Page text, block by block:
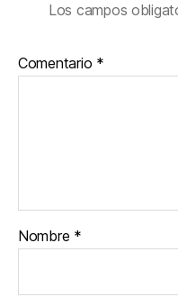
Los campos
Comentario *
Nombre *